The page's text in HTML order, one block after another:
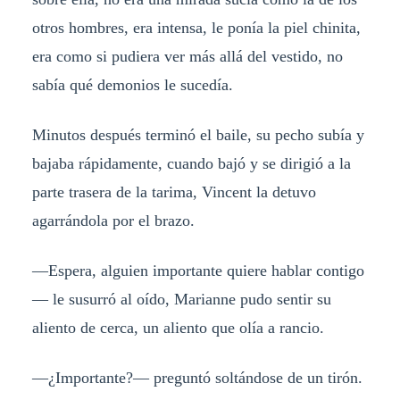
otros hombres, era intensa, le ponía la piel chinita,
era como si pudiera ver más allá del vestido, no
sabía qué demonios le sucedía.
Minutos después terminó el baile, su pecho subía y
bajaba rápidamente, cuando bajó y se dirigió a la
parte trasera de la tarima, Vincent la detuvo
agarrándola por el brazo.
—Espera, alguien importante quiere hablar contigo
— le susurró al oído, Marianne pudo sentir su
aliento de cerca, un aliento que olía a rancio.
—¿Importante?— preguntó soltándose de un tirón.